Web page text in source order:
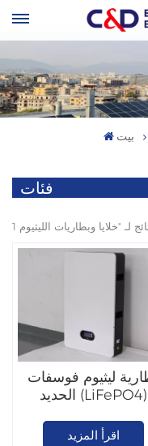
بيت
فئات
ليثيوم فوسفات
الحديد (LiFePO4)
اقرأ المزيد